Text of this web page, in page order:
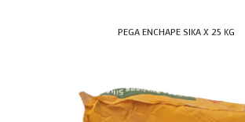
PEGA ENCHAPE SIKA X 25 KG